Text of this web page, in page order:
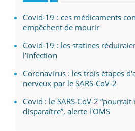
Covid-19 : ces médicaments
empêchent de mourir
Covid-19 : les statines
l’infection
Coronavirus : les trois étapes
nerveux par le SARS-CoV-2
Covid : le SARS-CoV-2
disparaître”, alerte l'OMS